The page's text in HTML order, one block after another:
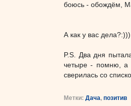
боюсь - обождём,
А как у вас дела?:)))
P.S. Два дня
четыре - помню, а
сверилась со
Метки: Дача, позитив